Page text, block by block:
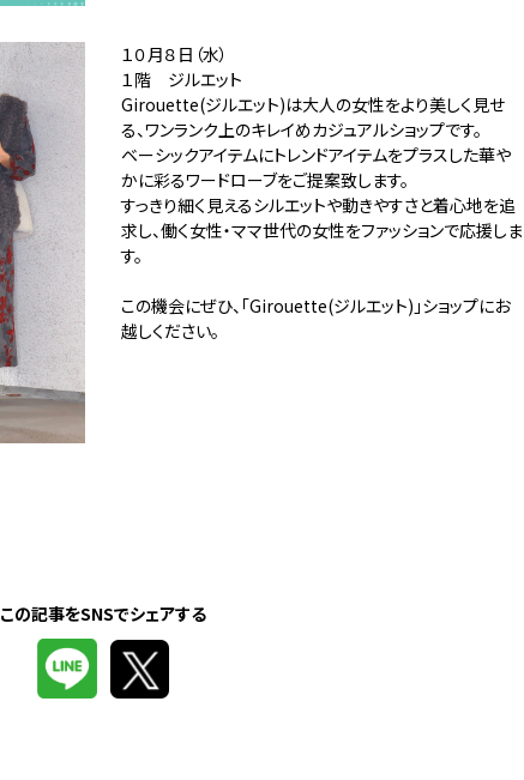
１０月８日（水）
１階 ジルエット
Girouette(ジルエット)は大人の女性をより美しく見せ
る、ワンランク上のキレイめカジュアルショップです。
ベーシックアイテムにトレンドアイテムをプラスした華や
かに彩るワードローブをご提案致します。
すっきり細く見えるシルエットや動きやすさと着心地を追
求し、働く女性・ママ世代の女性をファッションで応援しま
す。
この機会にぜひ、「Girouette(ジルエット)」ショップにお
越しください。
この記事をSNSでシェアする